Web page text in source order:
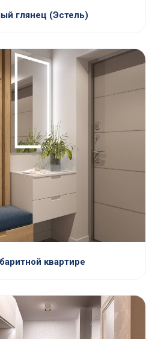
глянец (Эстель)
квартире